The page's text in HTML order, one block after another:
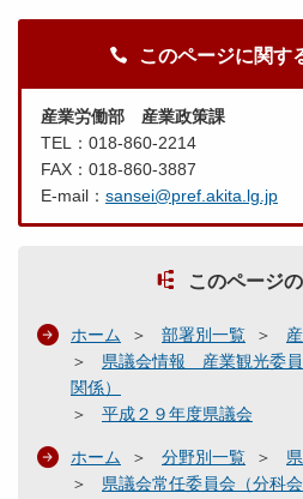
）
.
p
d
f
このページに関す
産業労働部 産業政策課
TEL：018-860-2214
FAX：018-860-3887
E-mail： sansei@pref.akita.lg.jp
このページ
ホーム 部署別一覧
県議会情報 産業観光委
関係）
平成２９年度県議会
ホーム 分野別一覧
県議会常任委員会（分科